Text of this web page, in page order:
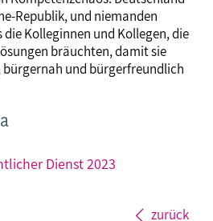
Republik, und niemanden
Kolleginnen und Kollegen, die
bräuchten, damit sie
und bürgerfreundlich
Dienst 2023
zurück